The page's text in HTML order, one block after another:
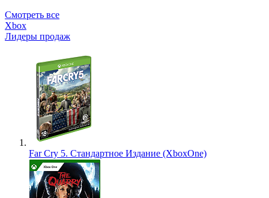
Смотреть все
Xbox
Лидеры продаж
Far Cry 5. Стандартное Издание (XboxOne)